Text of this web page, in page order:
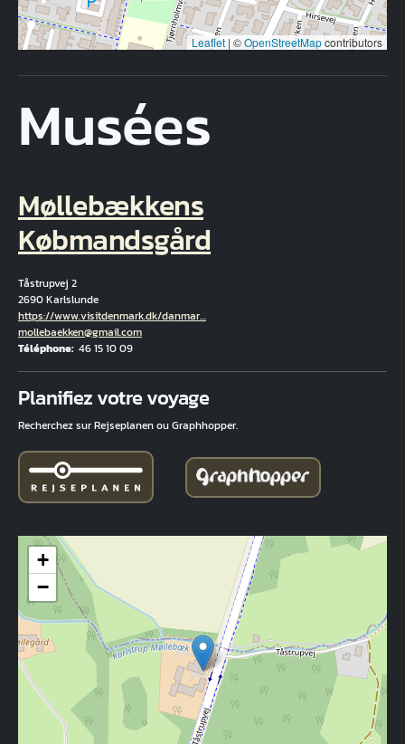
Leaflet | ©OpenStreetMapcontributors
Musées
Møllebækkens
Købmandsgård
Tåstrupvej 2
2690 Karlslunde
Hjemmeside
https://www.visitdenmark.dk/danmar…
Courriel
mollebaekken@gmail.com
Téléphone 46 15 10 09
Planifiez votre voyage
Recherchez sur Rejseplanen ou Graphhopper.
+
−